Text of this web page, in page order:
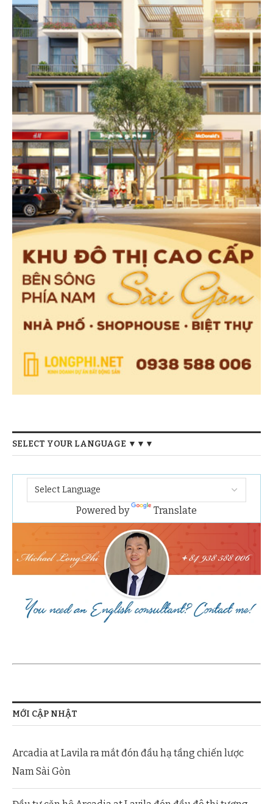
SELECT YOUR LANGUAGE ▼▼▼
Powered by Translate
MỚI CẬP NHẬT
Arcadia at Lavila ra mắt đón đầu hạ tầng chiến lược
Nam Sài Gòn